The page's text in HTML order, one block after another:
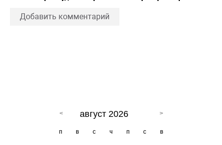
Добавить комментарий
август 2026
п в с ч п с в